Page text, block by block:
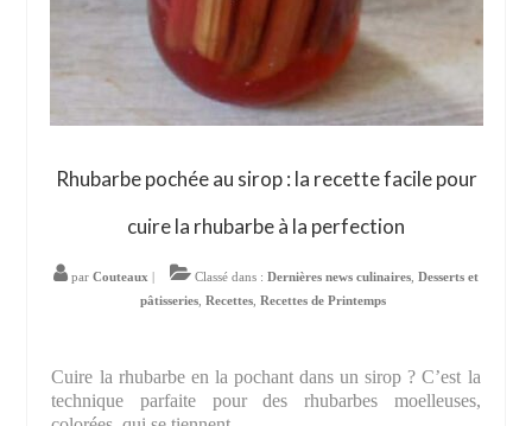
Rhubarbe pochée au sirop : la recette facile pour
cuire la rhubarbe à la perfection
par Couteaux Classé dans : Dernières news culinaires Desserts et
pâtisseries Recettes Recettes de Printemps
Cuire la rhubarbe en la pochant dans un sirop ? C’est la
technique parfaite pour des rhubarbes moelleuses,